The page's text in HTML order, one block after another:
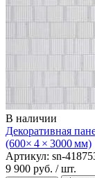
В наличии
Декоративная
(600× 4 × 3000 мм)
Артикул: sn-
9 900 руб. / шт.